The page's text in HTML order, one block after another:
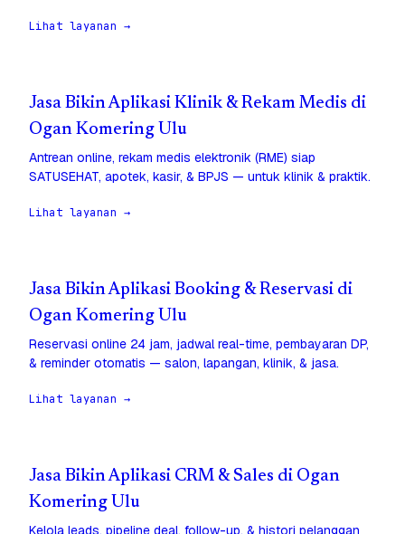
Lihat layanan →
Jasa Bikin Aplikasi Klinik & Rekam Medis di
Ogan Komering Ulu
Antrean online, rekam medis elektronik (RME) siap
SATUSEHAT, apotek, kasir, & BPJS — untuk klinik & praktik.
Lihat layanan →
Jasa Bikin Aplikasi Booking & Reservasi di
Ogan Komering Ulu
Reservasi online 24 jam, jadwal real-time, pembayaran DP,
& reminder otomatis — salon, lapangan, klinik, & jasa.
Lihat layanan →
Jasa Bikin Aplikasi CRM & Sales di Ogan
Komering Ulu
Kelola leads, pipeline deal, follow-up, & histori pelanggan